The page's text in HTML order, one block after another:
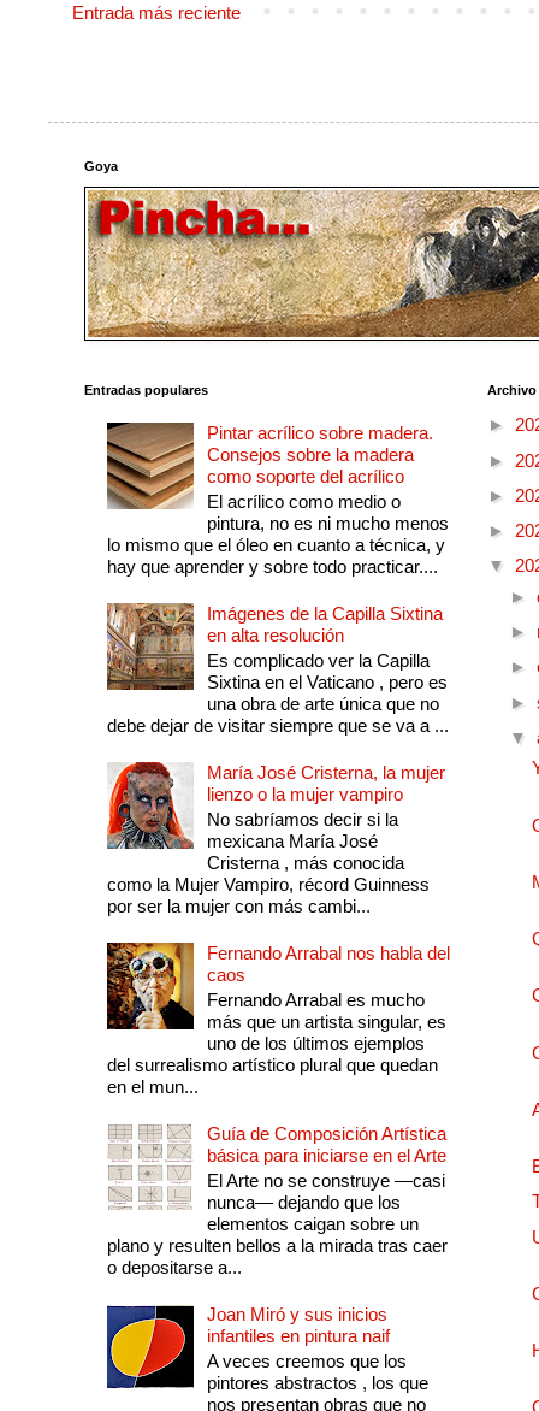
Entrada más reciente
Goya
Entradas populares
Pintar acrílico sobre madera.
Consejos sobre la madera
como soporte del acrílico
El acrílico como medio o
pintura, no es ni mucho menos
lo mismo que el óleo en cuanto a técnica, y
hay que aprender y sobre todo practicar....
Imágenes de la Capilla Sixtina
en alta resolución
Es complicado ver la Capilla
Sixtina en el Vaticano , pero es
una obra de arte única que no
debe dejar de visitar siempre que se va a ...
María José Cristerna, la mujer
lienzo o la mujer vampiro
No sabríamos decir si la
mexicana María José
Cristerna , más conocida
como la Mujer Vampiro, récord Guinness
por ser la mujer con más cambi...
Fernando Arrabal nos habla del
caos
Fernando Arrabal es mucho
más que un artista singular, es
uno de los últimos ejemplos
del surrealismo artístico plural que quedan
en el mun...
Guía de Composición Artística
básica para iniciarse en el Arte
El Arte no se construye —casi
nunca— dejando que los
elementos caigan sobre un
plano y resulten bellos a la mirada tras caer
o depositarse a...
Joan Miró y sus inicios
infantiles en pintura naif
A veces creemos que los
pintores abstractos , los que
nos presentan obras que no
►
►
►
►
▼
►
►
►
►
▼